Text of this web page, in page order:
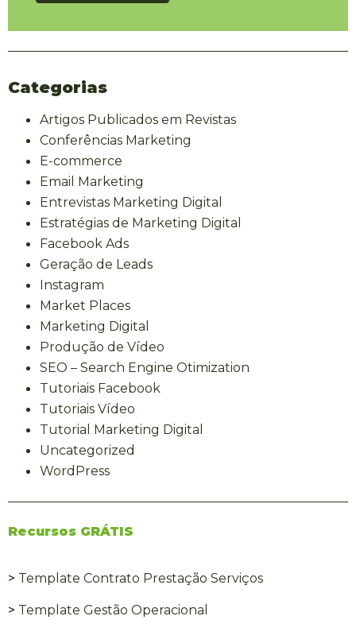
Categorias
Artigos Publicados em Revistas
Conferências Marketing
E-commerce
Email Marketing
Entrevistas Marketing Digital
Estratégias de Marketing Digital
Facebook Ads
Geração de Leads
Instagram
Market Places
Marketing Digital
Produção de Vídeo
SEO – Search Engine Otimization
Tutoriais Facebook
Tutoriais Vídeo
Tutorial Marketing Digital
Uncategorized
WordPress
Recursos GRÁTIS
> Template Contrato Prestação Serviços
> Template Gestão Operacional